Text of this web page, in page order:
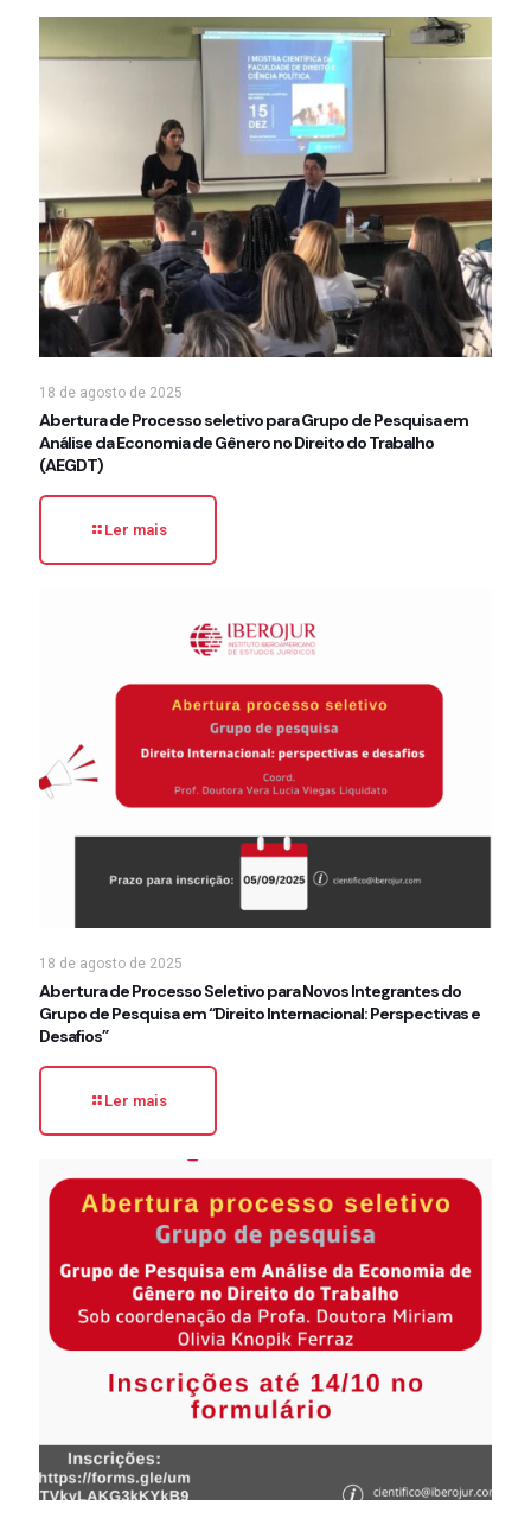
18 de agosto de 2025
Abertura de Processo seletivo para Grupo de Pesquisa em
Análise da Economia de Gênero no Direito do Trabalho
(AEGDT)
Ler mais
18 de agosto de 2025
Abertura de Processo Seletivo para Novos Integrantes do
Grupo de Pesquisa em “Direito Internacional: Perspectivas e
Desafios”
Ler mais